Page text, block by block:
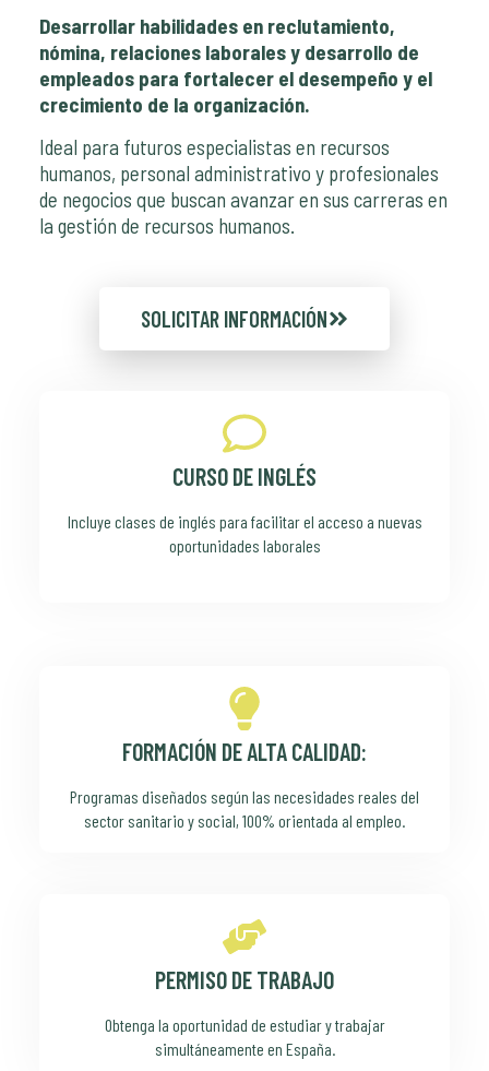
Desarrollar habilidades en reclutamiento,
nómina, relaciones laborales y desarrollo de
empleados para fortalecer el desempeño y el
crecimiento de la organización.
Ideal para futuros especialistas en recursos
humanos, personal administrativo y profesionales
de negocios que buscan avanzar en sus carreras en
la gestión de recursos humanos.
SOLICITAR INFORMACIÓN
CURSO DE INGLÉS
Incluye clases de inglés para facilitar el acceso a nuevas
oportunidades laborales
FORMACIÓN DE ALTA CALIDAD:
Programas diseñados según las necesidades reales del
sector sanitario y social, 100% orientada al empleo.
PERMISO DE TRABAJO
Obtenga la oportunidad de estudiar y trabajar
simultáneamente en España.